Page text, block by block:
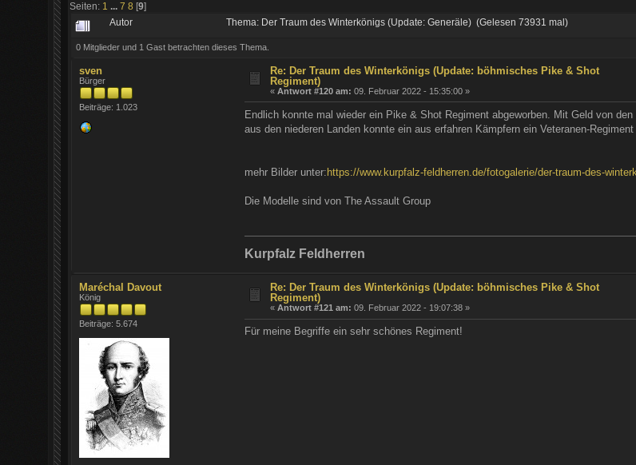
Seiten: 1 ...7 8 [9]
Autor Thema: Der Traum des Winterkönigs (Update: Generäle) (Gelesen 73931 mal)
0 Mitglieder und 1 Gast betrachten dieses Thema.
sven
Bürger
Beiträge: 1.023
Re: Der Traum des Winterkönigs (Update: böhmisches Pike & Shot
Regiment)
«Antwort #120 am: 09. Februar 2022 - 15:35:00 »
Endlich konnte mal wieder ein Pike & Shot Regiment abgeworben. Mit Geld von
aus den niederen Landen konnte ein aus erfahren Kämpfern ein Veteranen-Regiment
mehr Bilder unter: https://www.kurpfalz-feldherren.de/fotogalerie/der-traum-des-
Die Modelle sind von The Assault Group
Kurpfalz Feldherren
Maréchal Davout
König
Beiträge: 5.674
Re: Der Traum des Winterkönigs (Update: böhmisches Pike & Shot
Regiment)
«Antwort #121 am: 09. Februar 2022 - 19:07:38 »
Für meine Begriffe ein sehr schönes Regiment!